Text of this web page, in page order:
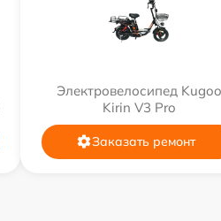
Электровелосипед Kugoo
Kirin V3 Pro
Заказать ремонт